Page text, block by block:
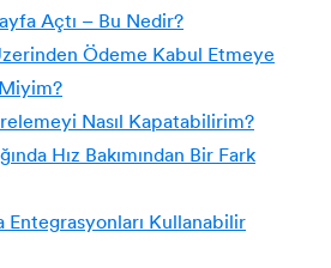
Açtı – Bu Nedir?
Ödeme Kabul Etmeye
Nasıl Kapatabilirim?
Hız Bakımından Bir Fark
Kullanabilir